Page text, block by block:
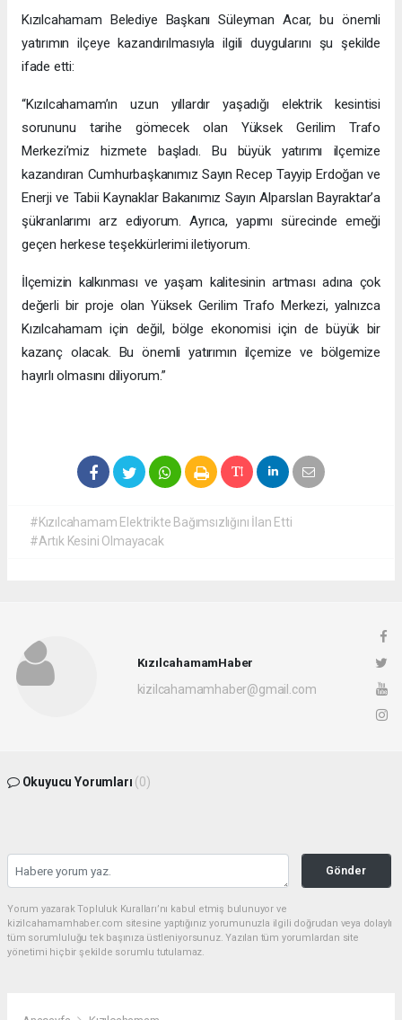
Kızılcahamam Belediye Başkanı Süleyman Acar, bu önemli
yatırımın ilçeye kazandırılmasıyla ilgili duygularını şu şekilde
ifade etti:
“Kızılcahamam’ın uzun yıllardır yaşadığı elektrik kesintisi
sorununu tarihe gömecek olan Yüksek Gerilim Trafo
Merkezi’miz hizmete başladı. Bu büyük yatırımı ilçemize
kazandıran Cumhurbaşkanımız Sayın Recep Tayyip Erdoğan ve
Enerji ve Tabii Kaynaklar Bakanımız Sayın Alparslan Bayraktar’a
şükranlarımı arz ediyorum. Ayrıca, yapımı sürecinde emeği
geçen herkese teşekkürlerimi iletiyorum.
İlçemizin kalkınması ve yaşam kalitesinin artması adına çok
değerli bir proje olan Yüksek Gerilim Trafo Merkezi, yalnızca
Kızılcahamam için değil, bölge ekonomisi için de büyük bir
kazanç olacak. Bu önemli yatırımın ilçemize ve bölgemize
hayırlı olmasını diliyorum.”
#Kızılcahamam Elektrikte Bağımsızlığını İlan Etti
#Artık Kesini Olmayacak
KızılcahamamHaber
kizilcahamamhaber@gmail.com
Okuyucu Yorumları (0)
Gönder
Yorum yazarak Topluluk Kuralları’nı kabul etmiş bulunuyor ve
kizilcahamamhaber.com sitesine yaptığınız yorumunuzla ilgili doğrudan veya dolaylı
tüm sorumluluğu tek başınıza üstleniyorsunuz. Yazılan tüm yorumlardan site
yönetimi hiçbir şekilde sorumlu tutulamaz.